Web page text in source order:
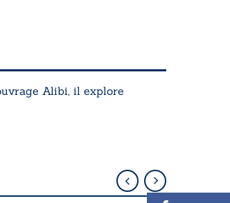
Alibi, il explore